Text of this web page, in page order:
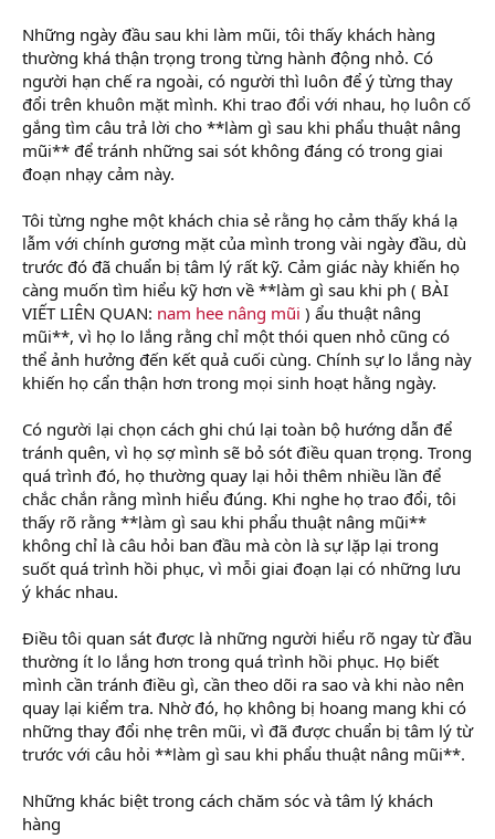
Những ngày đầu sau khi làm mũi, tôi thấy khách hàng
thường khá thận trọng trong từng hành động nhỏ. Có
người hạn chế ra ngoài, có người thì luôn để ý từng thay
đổi trên khuôn mặt mình. Khi trao đổi với nhau, họ luôn cố
gắng tìm câu trả lời cho **làm gì sau khi phẩu thuật nâng
mũi** để tránh những sai sót không đáng có trong giai
đoạn nhạy cảm này.
Tôi từng nghe một khách chia sẻ rằng họ cảm thấy khá lạ
lẫm với chính gương mặt của mình trong vài ngày đầu, dù
trước đó đã chuẩn bị tâm lý rất kỹ. Cảm giác này khiến họ
càng muốn tìm hiểu kỹ hơn về **làm gì sau khi ph ( BÀI
VIẾT LIÊN QUAN: nam hee nâng mũi ) ẩu thuật nâng
mũi**, vì họ lo lắng rằng chỉ một thói quen nhỏ cũng có
thể ảnh hưởng đến kết quả cuối cùng. Chính sự lo lắng này
khiến họ cẩn thận hơn trong mọi sinh hoạt hằng ngày.
Có người lại chọn cách ghi chú lại toàn bộ hướng dẫn để
tránh quên, vì họ sợ mình sẽ bỏ sót điều quan trọng. Trong
quá trình đó, họ thường quay lại hỏi thêm nhiều lần để
chắc chắn rằng mình hiểu đúng. Khi nghe họ trao đổi, tôi
thấy rõ rằng **làm gì sau khi phẩu thuật nâng mũi**
không chỉ là câu hỏi ban đầu mà còn là sự lặp lại trong
suốt quá trình hồi phục, vì mỗi giai đoạn lại có những lưu
ý khác nhau.
Điều tôi quan sát được là những người hiểu rõ ngay từ đầu
thường ít lo lắng hơn trong quá trình hồi phục. Họ biết
mình cần tránh điều gì, cần theo dõi ra sao và khi nào nên
quay lại kiểm tra. Nhờ đó, họ không bị hoang mang khi có
những thay đổi nhẹ trên mũi, vì đã được chuẩn bị tâm lý từ
trước với câu hỏi **làm gì sau khi phẩu thuật nâng mũi**.
Những khác biệt trong cách chăm sóc và tâm lý khách
hàng